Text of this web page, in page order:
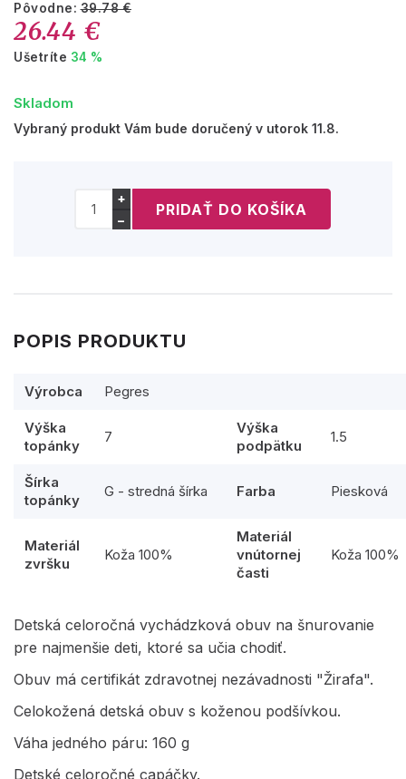
Pôvodne:39.78 €
26.44 €
Ušetríte 34 %
Skladom
Vybraný produkt Vám bude doručený v utorok 11.8.
+
−
POPIS PRODUKTU
Výrobca Pegres
Výška
topánky
7
Výška
podpätku
1.5
Šírka
topánky
G - stredná šírka Farba Piesková
Materiál
zvršku
Koža 100%
Materiál
vnútornej
časti
Koža 100%
Detská celoročná vychádzková obuv na šnurovanie
pre najmenšie deti, ktoré sa učia chodiť.
Obuv má certifikát zdravotnej nezávadnosti "Žirafa".
Celokožená detská obuv s koženou podšívkou.
Váha jedného páru: 160 g
Detské celoročné capáčky.